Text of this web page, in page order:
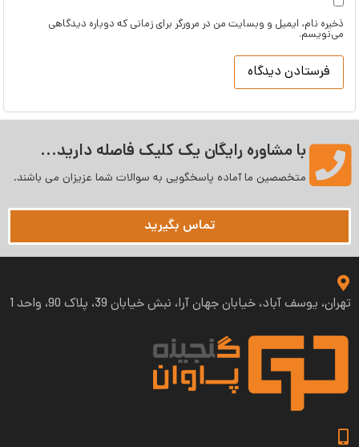
ذخیره نام، ایمیل و وبسایت من در مرورگر برای زمانی که دوباره دیدگاهی
می‌نویسم.
با مشاوره رایگان یک کلیک فاصله دارید...
متخصصین ما آماده پاسخگویی به سوالات شما عزیزان می‌ باشند.
تماس بگیرید
تهران، یوسف آباد، خیابان جهان آرا، نبش خیابان 39، پلاک 90، واحد 1